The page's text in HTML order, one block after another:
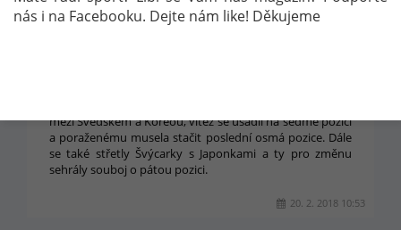
mezi Švédskem a Koreou, vítěz se usadil na sedmé pozici
a poraženému musela stačit poslední osmá pozice. Dále
se také střetly Švýcarky s Japonkami a ty pro změnu
sehrály souboj o pátou pozici.
20. 2. 2018 10:53
nás i na Facebooku. Dejte nám like! Děkujeme